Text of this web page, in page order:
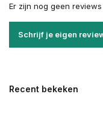
Er zijn nog geen
Schrijf je eigen
Recent bekeken